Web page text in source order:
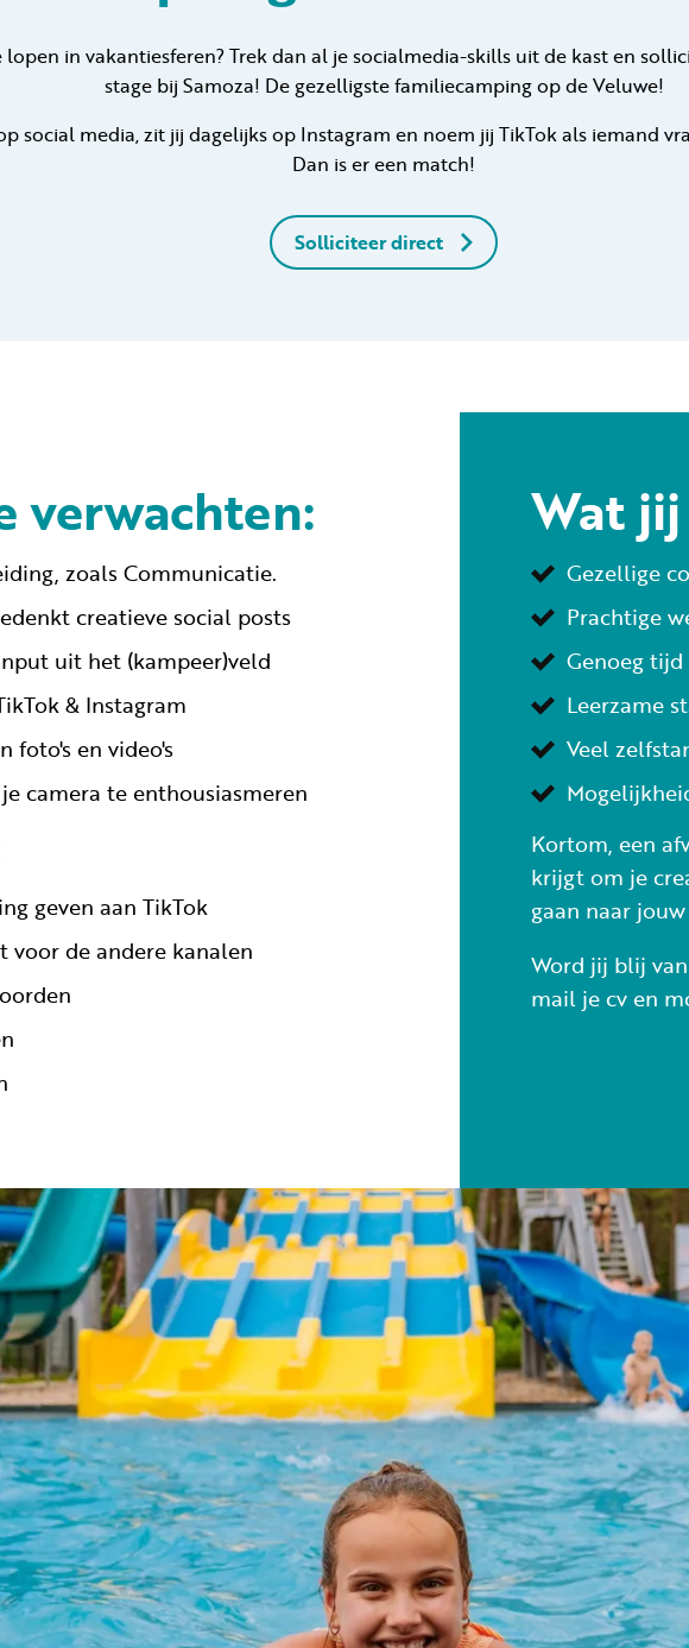
lopen in vakantiesferen? Trek dan al je socialmedia-skills uit de kast en
stage bij Samoza! De gezelligste familiecamping op de Veluwe!
social media, zit jij dagelijks op Instagram en noem jij TikTok als iemand
Dan is er een match!
Solliciteer direct
verwachten:
zoals Communicatie.
creatieve social posts
uit het (kampeer)veld
& Instagram
foto's en video's
camera te enthousiasmeren
geven aan TikTok
voor de andere kanalen
Wat
Gezellige
Prachtige
Genoeg
Leerzame
Veel
Kortom, een
krijgt om je
gaan naar
Word jij blij
mail je cv en